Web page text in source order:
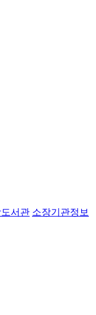
서관 소장기관정보